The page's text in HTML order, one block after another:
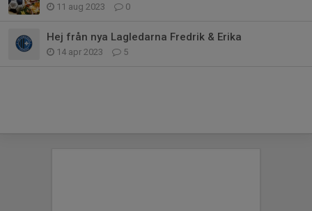
11 aug 2023 0
Hej från nya Lagledarna Fredrik & Erika
14 apr 2023 5